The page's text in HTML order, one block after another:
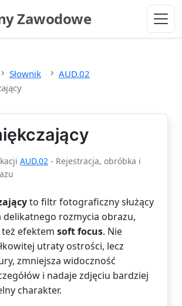
Zawodowe
Słownik
AUD.02
AUD.02 - Rejestracja, obróbka i
to filtr fotograficzny służący
delikatnego rozmycia obrazu,
efektem soft focus. Nie
utraty ostrości, lecz
zmniejsza widoczność
i nadaje zdjęciu bardziej
charakter.